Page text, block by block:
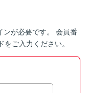
ンが必要です。 会員番
ご入力ください。